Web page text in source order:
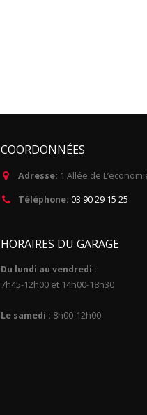
COORDONNÉES
Adresse: 1 Allée de
Téléphone: 03 90 29 15 25
HORAIRES DU GARAGE
Du lundi au vendredi :
7h45-12h00 et 14h00-18h30
Le samedi : 8h00-12h00